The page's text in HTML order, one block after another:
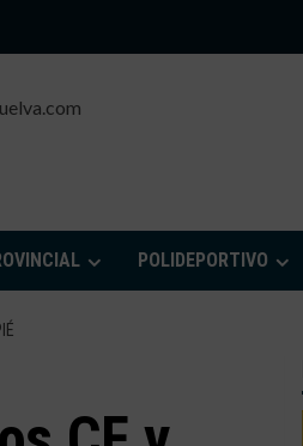
POLIDEPORTIVO